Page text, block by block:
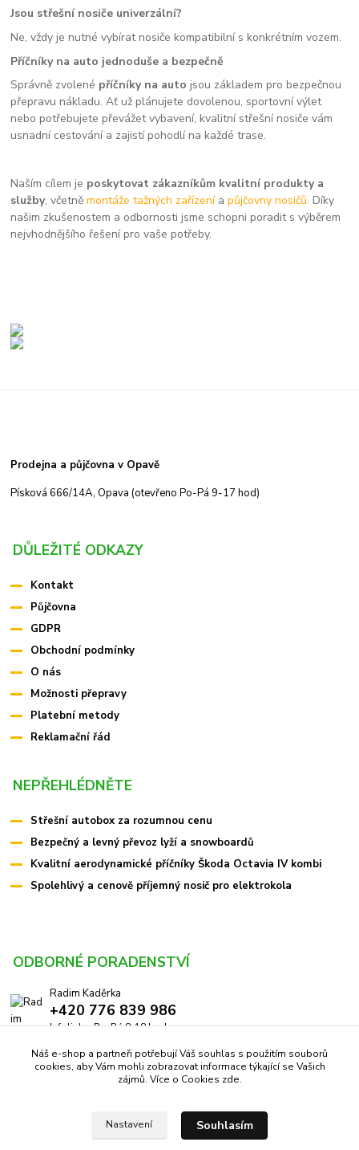
Jsou střešní nosiče univerzální?
Ne, vždy je nutné vybírat nosiče kompatibilní s konkrétním vozem.
Příčníky na auto jednoduše a bezpečně
Správně zvolené příčníky na auto jsou základem pro bezpečnou
přepravu nákladu. Ať už plánujete dovolenou, sportovní výlet
nebo potřebujete převážet vybavení, kvalitní střešní nosiče vám
usnadní cestování a zajistí pohodlí na každé trase.
Naším cílem je poskytovat zákazníkům kvalitní produkty a
služby, včetněmontáže tažných zařízení apůjčovny nosičů. Díky
našim zkušenostem a odbornosti jsme schopni poradit s výběrem
nejvhodnějšího řešení pro vaše potřeby.
Prodejna a půjčovna v Opavě
Písková 666/14A, Opava (otevřeno Po-Pá 9-17 hod)
DŮLEŽITÉ ODKAZY
Kontakt
Půjčovna
GDPR
Obchodní podmínky
O nás
Možnosti přepravy
Platební metody
Reklamační řád
NEPŘEHLÉDNĚTE
Střešní autobox za rozumnou cenu
Bezpečný a levný převoz lyží a snowboardů
Kvalitní aerodynamické příčníky Škoda Octavia IV kombi
Spolehlivý a cenově příjemný nosič pro elektrokola
ODBORNÉ PORADENSTVÍ
Radim Kaděrka
+420 776 839 986
Infolinka: Po-Pá 8-18 hod.
info@pricniky.cz
Náš e-shop a partneři potřebují Váš souhlas s použitím souborů
cookies, aby Vám mohli zobrazovat informace týkající se Vašich
zájmů. Více o Cookies zde.
Nastavení Souhlasím